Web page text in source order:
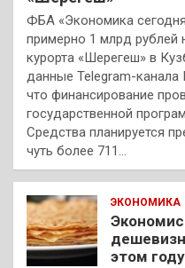
ФБА «Экономика
примерно 1 млрд рублей
курорта «Шерегеш» в
данные Telegram-
что финансирование
государственной
Средства планируется
чуть более 711…
ЭКОНОМИКА
этом году